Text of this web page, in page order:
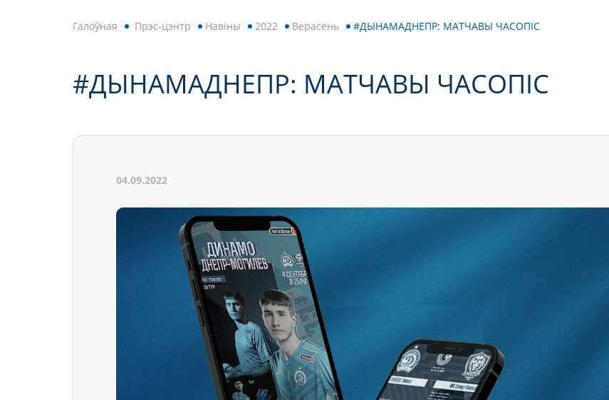
Галоўная Прэс-цэнтр Навiны 2022 Верасень #ДЫНАМАДНЕПР: МАТЧАВЫ ЧАСОПІС
#ДЫНАМАДНЕПР: МАТЧАВЫ ЧАСОПІС
04.09.2022